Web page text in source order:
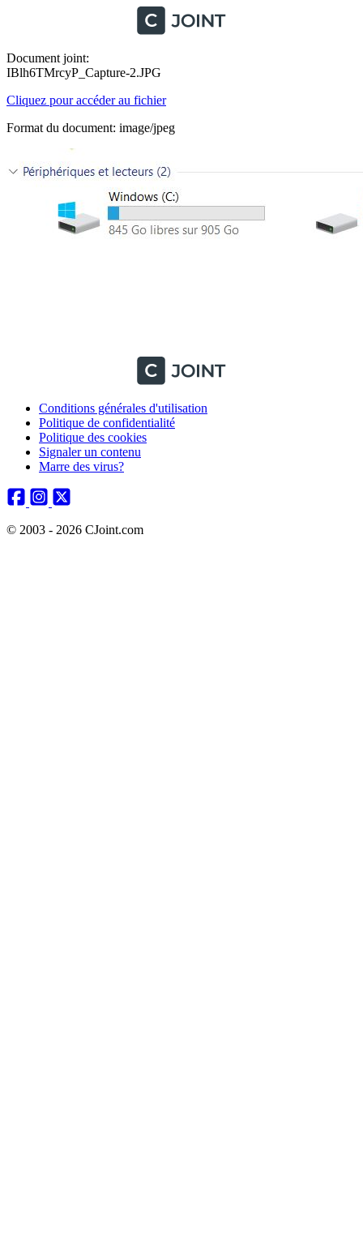
Document joint:
IBlh6TMrcyP_Capture-2.JPG
Cliquez pour accéder au fichier
Format du document: image/jpeg
Conditions générales d'utilisation
Politique de confidentialité
Politique des cookies
Signaler un contenu
Marre des virus?
© 2003 - 2026 CJoint.com